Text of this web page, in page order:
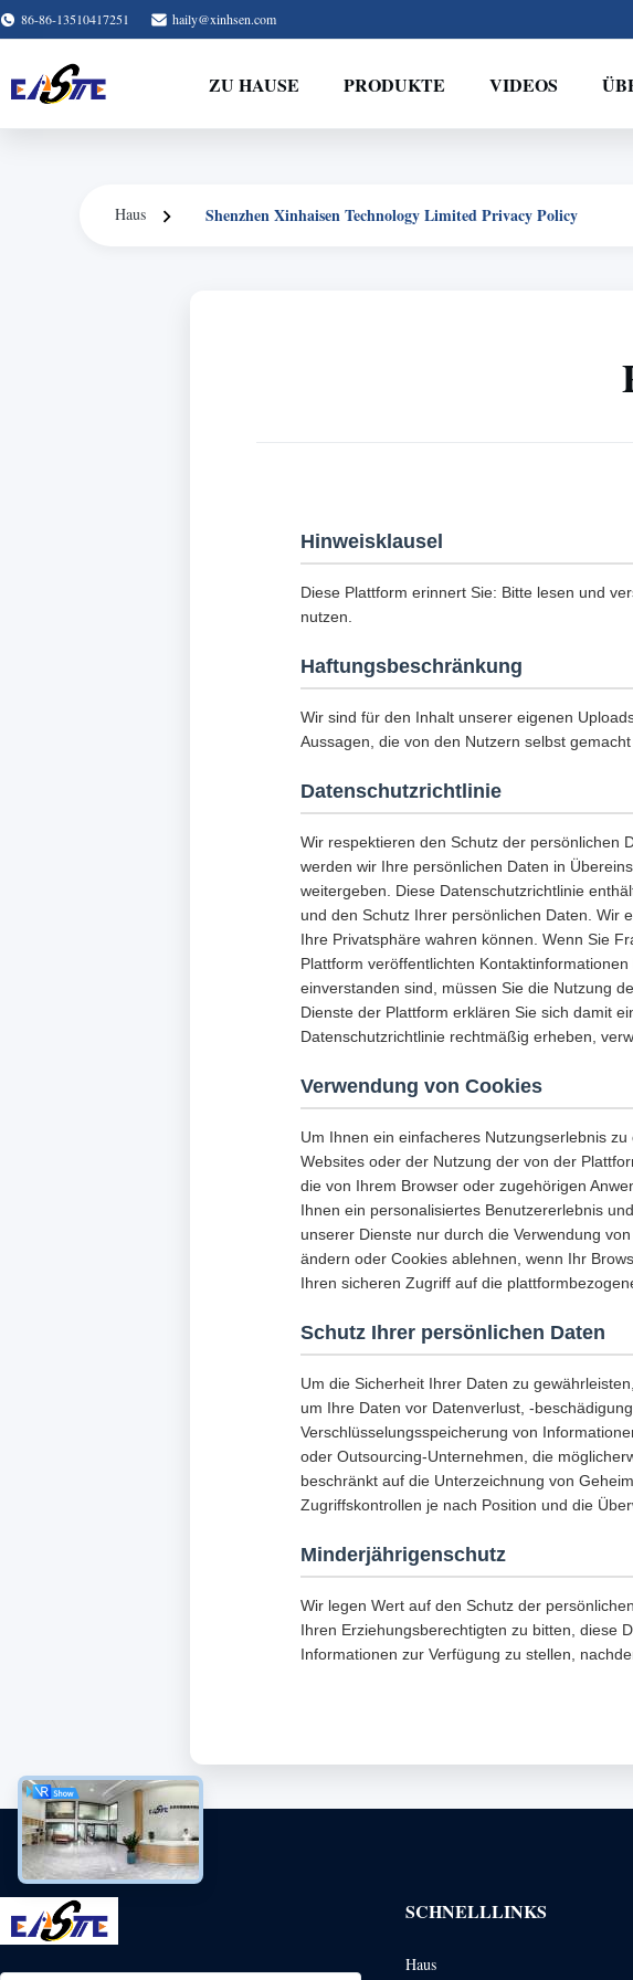
86-86-13510417251 haily@xinhsen.com
ZU HAUSE PRODUKTE VIDEOS
Haus Shenzhen Xinhaisen Technology Limited Privacy Policy
Hinweisklausel
Diese Plattform erinnert Sie: Bitte lesen und
nutzen.
Haftungsbeschränkung
Wir sind für den Inhalt unserer eigenen
Aussagen, die von den Nutzern selbst gemacht
Datenschutzrichtlinie
Wir respektieren den Schutz der persönlichen
werden wir Ihre persönlichen Daten in
weitergeben. Diese Datenschutzrichtlinie
und den Schutz Ihrer persönlichen Daten. Wir
Ihre Privatsphäre wahren können. Wenn Sie
Plattform veröffentlichten
einverstanden sind, müssen Sie die Nutzung
Dienste der Plattform erklären Sie sich damit
Datenschutzrichtlinie rechtmäßig erheben,
Verwendung von Cookies
Um Ihnen ein einfacheres Nutzungserlebnis
Websites oder der Nutzung der von der
die von Ihrem Browser oder zugehörigen
Ihnen ein personalisiertes Benutzererlebnis
unserer Dienste nur durch die Verwendung
ändern oder Cookies ablehnen, wenn Ihr
Ihren sicheren Zugriff auf die
Schutz Ihrer persönlichen Daten
Um die Sicherheit Ihrer Daten zu
um Ihre Daten vor Datenverlust, -
Verschlüsselungsspeicherung von
oder Outsourcing-Unternehmen, die
beschränkt auf die Unterzeichnung von
Zugriffskontrollen je nach Position und die
Minderjährigenschutz
Wir legen Wert auf den Schutz der
Ihren Erziehungsberechtigten zu bitten, diese
Informationen zur Verfügung zu stellen,
SCHNELLLINKS
Haus